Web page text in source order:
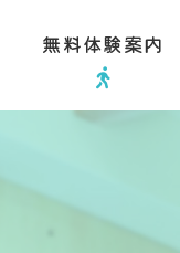
無料体験案内